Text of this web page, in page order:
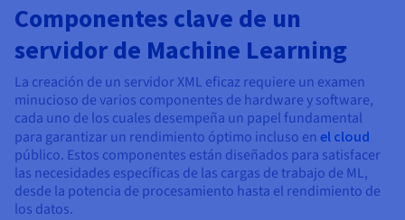
Componentes clave de un
servidor de Machine Learning
La creación de un servidor XML eficaz requiere un examen
minucioso de varios componentes de hardware y software,
cada uno de los cuales desempeña un papel fundamental
para garantizar un rendimiento óptimo incluso en el cloud
público. Estos componentes están diseñados para satisfacer
las necesidades específicas de las cargas de trabajo de ML,
desde la potencia de procesamiento hasta el rendimiento de
los datos.